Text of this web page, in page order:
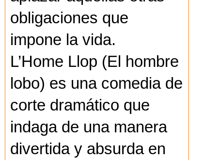
obligaciones que
impone la vida.
L’Home Llop (El hombre
lobo) es una comedia de
corte dramático que
indaga de una manera
divertida y absurda en